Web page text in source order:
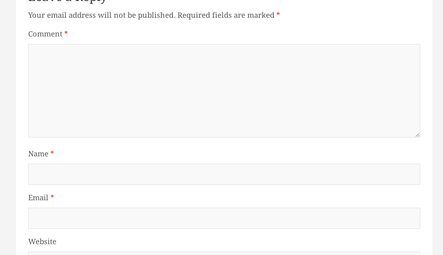
Your email address will not be published.Required fields are marked*
Comment*
Name*
Email*
Website